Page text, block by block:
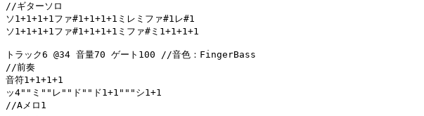
//ギターソロ
ソ1+1+1+1ファ#1+1+1+1ミレミファ#1レ#1
ソ1+1+1+1ファ#1+1+1+1ミファ#ミ1+1+1+1
トラック6 @34 音量70 ゲート100 //音色：FingerBass
//前奏
音符1+1+1+1
ッ4""ミ""レ""ド""ド1+1"""シ1+1
//Aメロ1